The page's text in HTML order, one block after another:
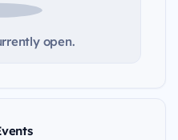
open.